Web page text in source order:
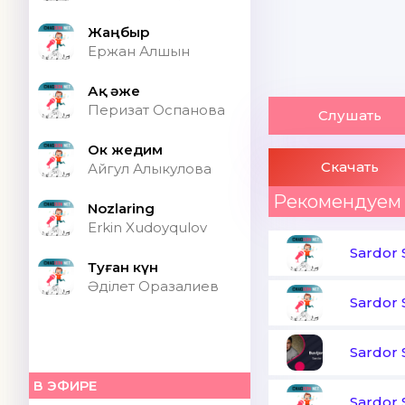
Жаңбыр
Ержан Алшын
Ақ әже
Перизат Оспанова
Ок жедим
Айгул Алыкулова
Nozlaring
Erkin Xudoyqulov
Туған күн
Әділет Оразалиев
В ЭФИРЕ
Слушать
Скачать
Рекомендуем
Sardor
Sardor
Sardor